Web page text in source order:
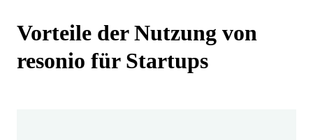
Vorteile der Nutzung von
resonio für Startups